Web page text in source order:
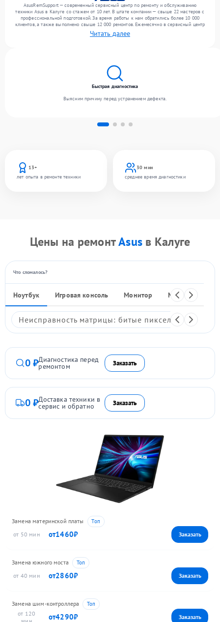
AsusRemSupport — современный сервисный центр по ремонту и обслуживанию
техники Asus в Калуге со стажем от 10 лет. В штате компании — свыше 22 мастеров с
профессиональной подготовкой. За время работы к нам обратились более 10 000
клиентов, а также выполнено свыше 12 000 ремонтов. Ежемесячно в сервисный центр
поступает свыше 300 единиц техники, включая , , . Мы работаем с широким спектром
неисправностей и гарантируем высокое качество обслуживания благодаря
Читать далее
13+
лет опыта в ремонте техники
30 мин
среднее время диагностики
Быстрая диагностика
Выясним причину перед устранением дефекта.
Цены на ремонтAsus в Калуге
Что сломалось?
Ноутбук Игровая консоль Монитор Моноблок
Неисправность матрицы: битые пиксели,
0 ₽Диагностика перед
ремонтом Заказать
0 ₽Доставка техники в
сервис и обратно Заказать
Замена материнской платы
50
1460
Замена южного моста
40
2860
Замена шим-контроллера
120
4290